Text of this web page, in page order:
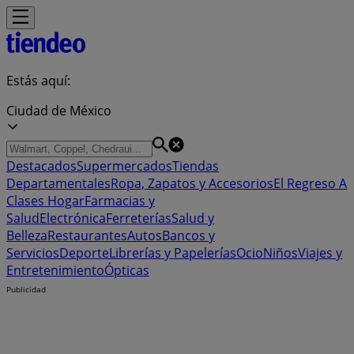
Estás aquí:
Ciudad de México
DestacadosSupermercadosTiendas
DepartamentalesRopa, Zapatos y AccesoriosEl Regreso A
Clases HogarFarmacias y
SaludElectrónicaFerreteríasSalud y
BellezaRestaurantesAutosBancos y
ServiciosDeporteLibrerías y PapeleríasOcioNiñosViajes y
EntretenimientoÓpticas
Publicidad